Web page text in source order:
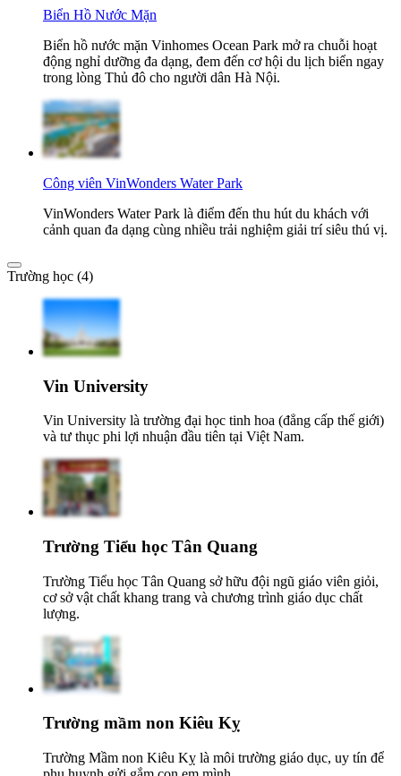
Biển Hồ Nước Mặn
Biển hồ nước mặn Vinhomes Ocean Park mở ra chuỗi hoạt
động nghỉ dưỡng đa dạng, đem đến cơ hội du lịch biển ngay
trong lòng Thủ đô cho người dân Hà Nội.
Công viên VinWonders Water Park
VinWonders Water Park là điểm đến thu hút du khách với
cảnh quan đa dạng cùng nhiều trải nghiệm giải trí siêu thú vị.
Trường học (4)
Vin University
Vin University là trường đại học tinh hoa (đẳng cấp thế giới)
và tư thục phi lợi nhuận đầu tiên tại Việt Nam.
Trường Tiểu học Tân Quang
Trường Tiểu học Tân Quang sở hữu đội ngũ giáo viên giỏi,
cơ sở vật chất khang trang và chương trình giáo dục chất
lượng.
Trường mầm non Kiêu Kỵ
Trường Mầm non Kiêu Kỵ là môi trường giáo dục, uy tín để